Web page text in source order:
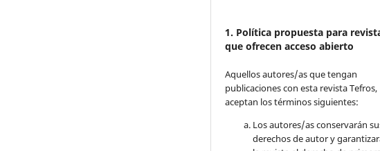
1. Política propuesta para
que ofrecen acceso abierto
Aquellos autores/as que tengan
publicaciones con esta revista Tefros,
aceptan los términos siguientes:
Los autores/as conservarán
derechos de autor y